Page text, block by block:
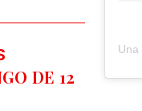
DE 12